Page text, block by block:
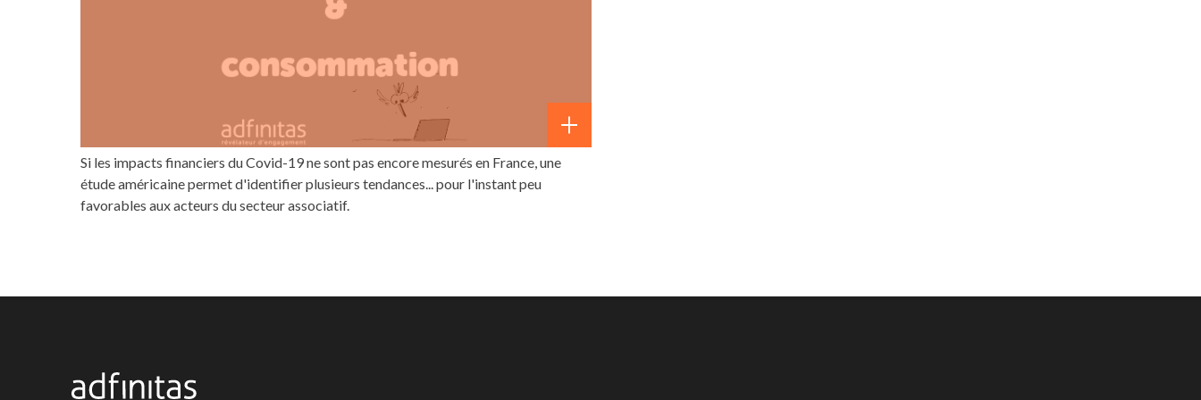
Si les impacts financiers du Covid-19 ne sont pas encore mesurés en France, une
étude américaine permet d'identifier plusieurs tendances... pour l'instant peu
favorables aux acteurs du secteur associatif.